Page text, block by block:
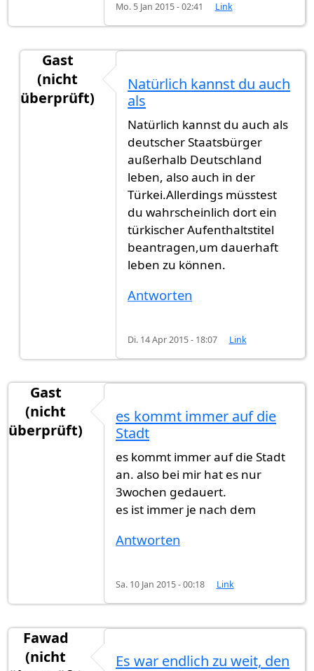
Mo. 5 Jan 2015 - 02:41 Link
Gast
(nicht
überprüft)
Natürlich kannst du auch
als
Natürlich kannst du auch als
deutscher Staatsbürger
außerhalb Deutschland
leben, also auch in der
Türkei.Allerdings müsstest
du wahrscheinlich dort ein
türkischer Aufenthaltstitel
beantragen,um dauerhaft
leben zu können.
Antworten
Di. 14 Apr 2015 - 18:07 Link
Gast
(nicht
überprüft)
es kommt immer auf die
Stadt
es kommt immer auf die Stadt
an. also bei mir hat es nur
3wochen gedauert.
es ist immer je nach dem
Antworten
Sa. 10 Jan 2015 - 00:18 Link
Fawad
(nicht
Es war endlich zu weit, den